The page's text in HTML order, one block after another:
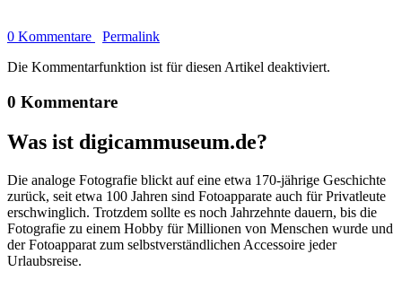
0 Kommentare
Permalink
Die Kommentarfunktion ist für diesen Artikel deaktiviert.
0 Kommentare
Was ist digicammuseum.de?
Die analoge Fotografie blickt auf eine etwa 170-jährige Geschichte
zurück, seit etwa 100 Jahren sind Fotoapparate auch für Privatleute
erschwinglich. Trotzdem sollte es noch Jahrzehnte dauern, bis die
Fotografie zu einem Hobby für Millionen von Menschen wurde und
der Fotoapparat zum selbstverständlichen Accessoire jeder
Urlaubsreise.